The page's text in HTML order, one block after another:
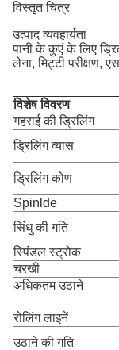
विस्तृत चित्र
उत्पाद व्यवहार्यता
पानी के कुएं के लिए
लेना, मिट्टी परीक्षण,
विशेष विवरण
गहराई की ड्रिलिंग
ड्रिलिंग व्यास
ड्रिलिंग कोण
Spinlde
सिंधु की गति
स्पिंडल स्ट्रोक
चरखी
अधिकतम उठाने
रोलिंग लाइनें
उठाने की गति